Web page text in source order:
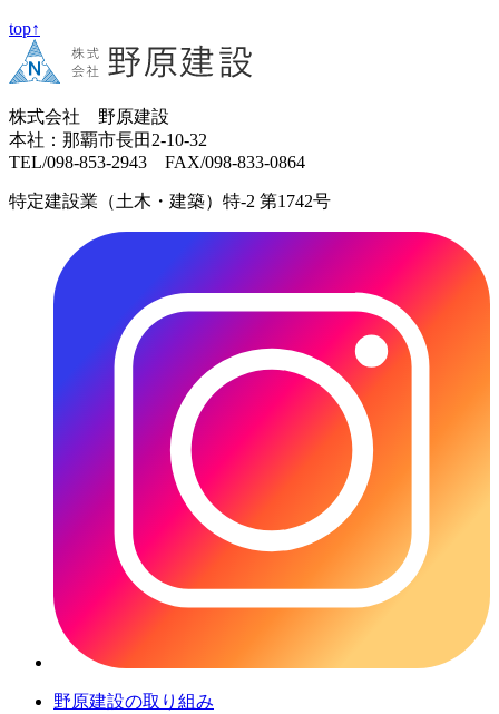
top↑
株式会社 野原建設
本社：那覇市長田2-10-32
TEL/098-853-2943 FAX/098-833-0864
特定建設業（土木・建築）特-2 第1742号
野原建設の取り組み